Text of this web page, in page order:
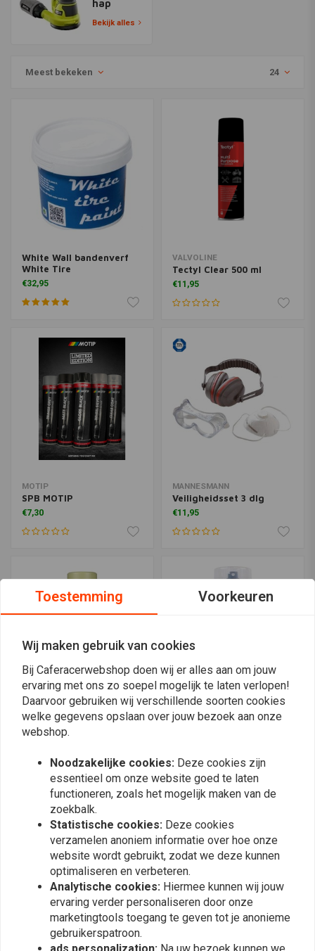
hap
Bekijk alles
Meest bekeken 24
White Wall bandenverf
White Tire
€32,95
VALVOLINE
Tectyl Clear 500 ml
€11,95
MOTIP
SPB MOTIP
€7,30
MANNESMANN
Veiligheidsset 3 dlg
€11,95
MOTIP
Motip Primer 500ML
MOTIP
Toestemming Voorkeuren
Wij maken gebruik van cookies
Bij Caferacerwebshop doen wij er alles aan om jouw
ervaring met ons zo soepel mogelijk te laten verlopen!
Daarvoor gebruiken wij verschillende soorten cookies
welke gegevens opslaan over jouw bezoek aan onze
webshop.
Noodzakelijke cookies: Deze cookies zijn
essentieel om onze website goed te laten
functioneren, zoals het mogelijk maken van de
zoekbalk.
Statistische cookies: Deze cookies
verzamelen anoniem informatie over hoe onze
website wordt gebruikt, zodat we deze kunnen
optimaliseren en verbeteren.
Analytische cookies: Hiermee kunnen wij jouw
ervaring verder personaliseren door onze
marketingtools toegang te geven tot je anonieme
gebruikerspatroon.
ads personalization: Na uw bezoek kunnen we